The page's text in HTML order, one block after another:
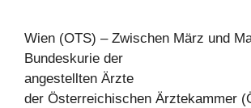
Wien (OTS) – Zwischen März und
Bundeskurie der
angestellten Ärzte
der Österreichischen Ärztekammer